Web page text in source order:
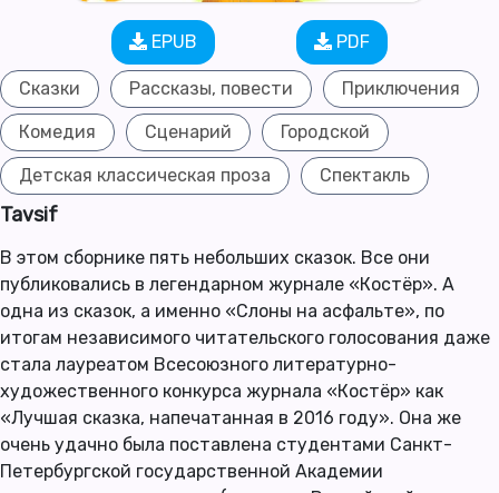
EPUB PDF
Сказки Рассказы, повести Приключения
Комедия Сценарий Городской
Детская классическая проза Спектакль
Tavsif
В этом сборнике пять небольших сказок. Все они
публиковались в легендарном журнале «Костёр». А
одна из сказок, а именно «Слоны на асфальте», по
итогам независимого читательского голосования даже
стала лауреатом Всесоюзного литературно-
художественного конкурса журнала «Костёр» как
«Лучшая сказка, напечатанная в 2016 году». Она же
очень удачно была поставлена студентами Санкт-
Петербургской государственной Академии